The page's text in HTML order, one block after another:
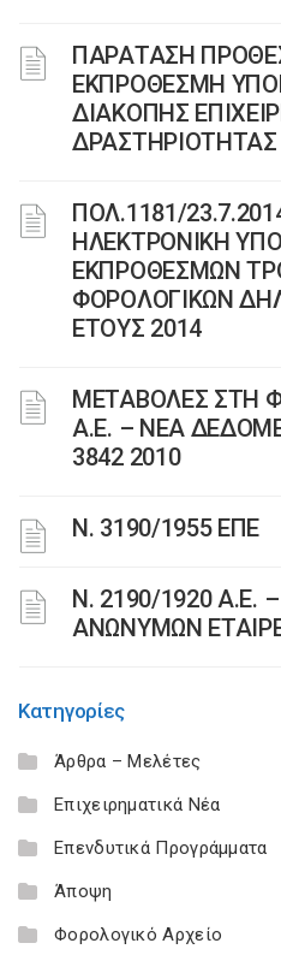
ΠΑΡΑΤΑΣΗ
ΕΚΠΡΟΘΕΣΜΗ
ΔΙΑΚΟΠΗΣ
ΔΡΑΣΤΗΡΙΟΤΗΤΑΣ
ΠΟΛ.1181/
ΗΛΕΚΤΡΟΝΙΚΗ
ΕΚΠΡΟΘΕΣΜΩΝ
ΦΟΡΟΛΟΓΙΚΩΝ
ΕΤΟΥΣ 2014
ΜΕΤΑΒΟΛΕΣ ΣΤΗ
Α.Ε. – ΝΕΑ
3842 2010
Ν. 3190/1955 ΕΠΕ
Ν. 2190/1920 Α.Ε.
ΑΝΩΝΥΜΩΝ
Κατηγορίες
Άρθρα – Μελέτες
Επιχειρηματικά Νέα
Επενδυτικά Προγράμματα
Άποψη
Φορολογικό Αρχείο